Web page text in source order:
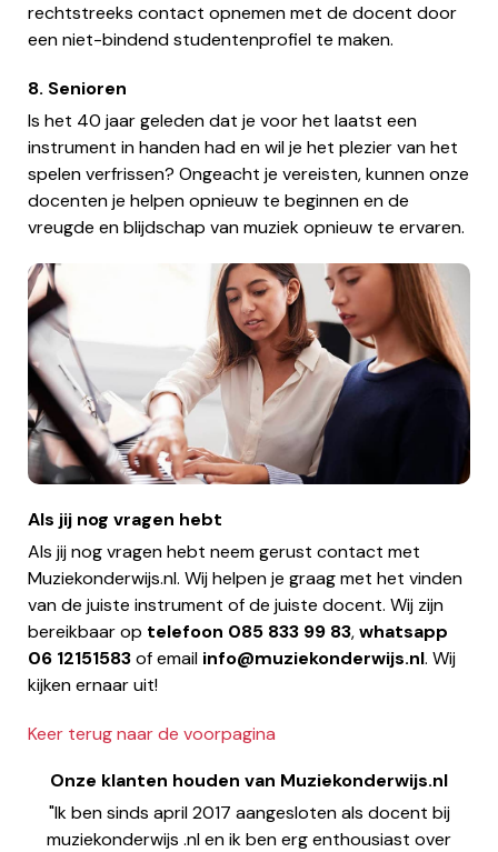
rechtstreeks contact opnemen met de docent door
een niet-bindend studentenprofiel te maken.
8. Senioren
Is het 40 jaar geleden dat je voor het laatst een
instrument in handen had en wil je het plezier van het
spelen verfrissen? Ongeacht je vereisten, kunnen onze
docenten je helpen opnieuw te beginnen en de
vreugde en blijdschap van muziek opnieuw te ervaren.
Als jij nog vragen hebt
Als jij nog vragen hebt neem gerust contact met
Muziekonderwijs.nl. Wij helpen je graag met het vinden
van de juiste instrument of de juiste docent. Wij zijn
bereikbaar op telefoon 085 833 99 83,whatsapp
06 12151583of email info@muziekonderwijs.nl. Wij
kijken ernaar uit!
Keer terug naar de voorpagina
Onze klanten houden van Muziekonderwijs.nl
"Ik ben sinds april 2017 aangesloten als docent bij
muziekonderwijs .nl en ik ben erg enthousiast over